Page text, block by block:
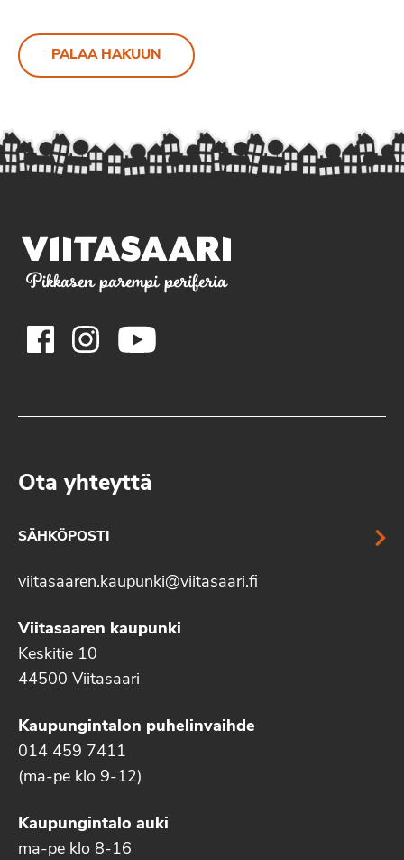
PALAA HAKUUN
Pikkasen parempi periferia
Ota yhteyttä
SÄHKÖPOSTI
viitasaaren.kaupunki@viitasaari.fi
Viitasaaren kaupunki
Keskitie 10
44500 Viitasaari
Kaupungintalon puhelinvaihde
014 459 7411
(ma-pe klo 9-12)
Kaupungintalo auki
ma-pe klo 8-16